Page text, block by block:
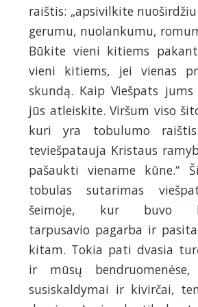
raištis: „apsivilkite
gerumu, nuolankumu,
Būkite vieni kitiems
vieni kitiems, jei vienas
skundą. Kaip Viešpats
jūs atleiskite. Viršum viso
kuri yra tobulumo
teviešpatauja Kristaus
pašaukti viename kūne.“
tobulas sutarimas
šeimoje, kur buvo
tarpusavio pagarba ir
kitam. Tokia pati dvasia
ir mūsų
susiskaldymai ir kivirčai,